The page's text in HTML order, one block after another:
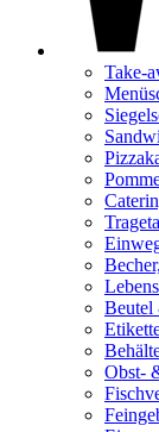
Take-
Beutel
Obst-